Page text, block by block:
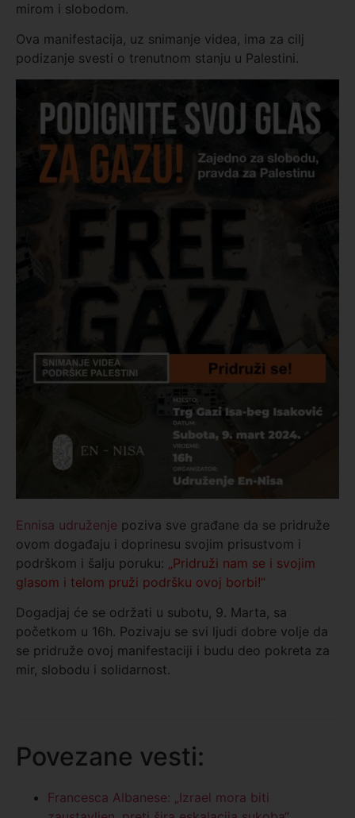
mirom i slobodom.
Ova manifestacija, uz snimanje videa, ima za cilj
podizanje svesti o trenutnom stanju u Palestini.
Ennisa udruženje poziva sve građane da se pridruže
ovom događaju i doprinesu svojim prisustvom i
podrškom i šalju poruku:
„Pridruži nam se i svojim
glasom i telom pruži podršku ovoj borbi!“
Dogadjaj će se održati u subotu, 9. Marta, sa
početkom u 16h. Pozivaju se svi ljudi dobre volje da
se pridruže ovoj manifestaciji i budu deo pokreta za
mir, slobodu i solidarnost.
Povezane vesti:
Francesca Albanese: „Izrael mora biti